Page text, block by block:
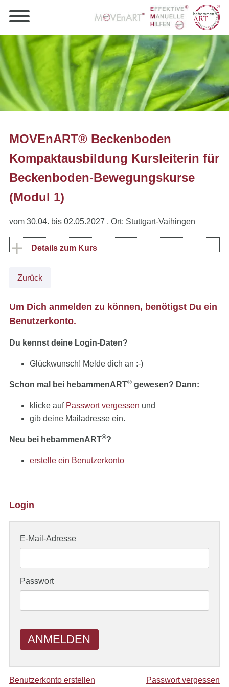
MOVEnART® Beckenboden
Kompaktausbildung Kursleiterin für
Beckenboden-Bewegungskurse
(Modul 1)
vom 30.04. bis 02.05.2027 , Ort: Stuttgart-Vaihingen
Details zum Kurs
Zurück
Um Dich anmelden zu können, benötigst Du ein
Benutzerkonto.
Du kennst deine Login-Daten?
Glückwunsch! Melde dich an :-)
Schon mal bei hebammenART® gewesen? Dann:
klicke auf Passwort vergessen und
gib deine Mailadresse ein.
Neu bei hebammenART®?
erstelle ein Benutzerkonto
Login
E-Mail-Adresse
Passwort
ANMELDEN
Benutzerkonto erstellen Passwort vergessen